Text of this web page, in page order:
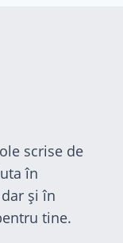
scrise de
în
și în
tine.